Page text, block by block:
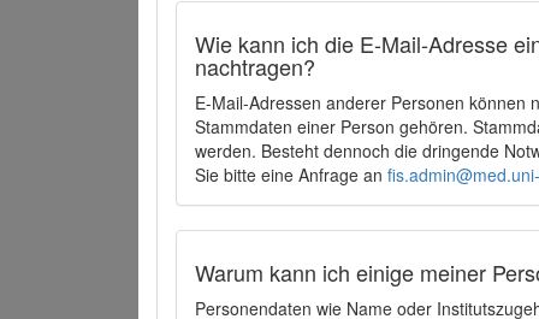
Wie kann ich die E-Mail-Adresse
nachtragen?
E-Mail-Adressen anderer Personen können
Stammdaten einer Person gehören.
werden. Besteht dennoch die dringende
Sie bitte eine Anfrage an
Warum kann ich einige meiner
Personendaten wie Name oder